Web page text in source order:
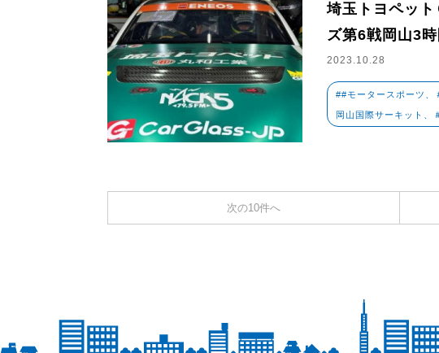
埼玉トヨペッ
ズ第6戦岡山3
2023.10.28
##モータースポーツ、
岡山国際サーキット、
次の10件へ